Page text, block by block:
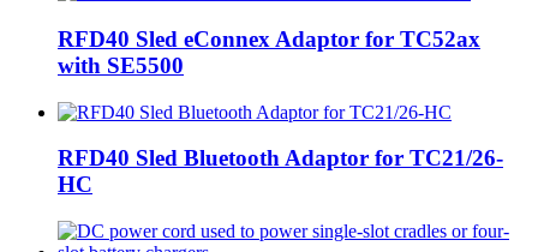
RFD40 Sled eConnex Adaptor for TC52ax
with SE5500
RFD40 Sled Bluetooth Adaptor for TC21/26-
HC